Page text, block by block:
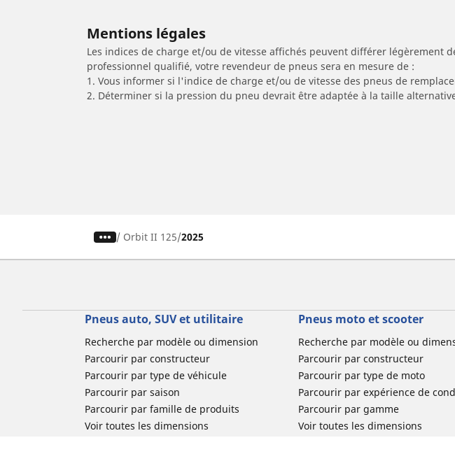
Mentions légales
Les indices de charge et/ou de vitesse affichés peuvent différer
professionnel qualifié, votre revendeur de pneus sera en mesure de :
1. Vous informer si l'indice de charge et/ou de vitesse des pneus de
2. Déterminer si la pression du pneu devrait être adaptée à la taille
/ Orbit II 125 2025
Pneus auto, SUV et utilitaire
Recherche par modèle ou dimension
Parcourir par constructeur
Parcourir par type de véhicule
Parcourir par saison
Parcourir par famille de produits
Voir toutes les dimensions
Pneus moto et scooter
Recherche par modèle ou
Parcourir par constructeur
Parcourir par type de moto
Parcourir par expérience de
Parcourir par gamme
Voir toutes les dimensions